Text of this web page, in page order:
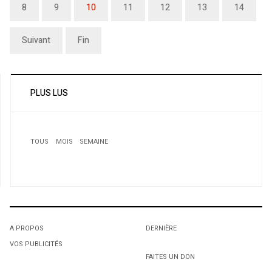
8 9 10 11 12 13 14
Suivant Fin
PLUS LUS
TOUS MOIS SEMAINE
A PROPOS
VOS PUBLICITÉS
DERNIÈRE
FAITES UN DON